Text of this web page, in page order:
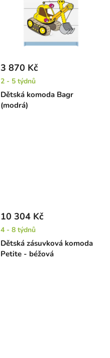
Dětská komoda Bagr
(modrá)
3 870 Kč
2 - 5 týdnů
Dětská zásuvková komoda
Petite - béžová
10 304 Kč
4 - 8 týdnů